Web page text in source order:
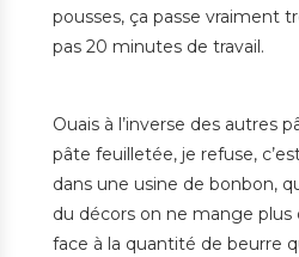
pousses, ça passe vraiment
pas 20 minutes de travail.
Ouais à l’inverse des autres
pâte feuilletée, je refuse,
dans une usine de bonbon,
du décors on ne mange plus
face à la quantité de beurre